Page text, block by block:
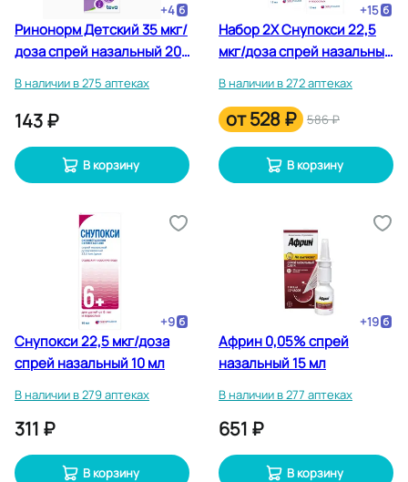
+4
Ринонорм Детский 35 мкг/
доза спрей назальный 20
В наличии в 275 аптеках
143 ₽
В корзину
+15
Набор 2Х Снупокси 22,5
мкг/доза спрей назальный
В наличии в 272 аптеках
от528 ₽ 586 ₽
В корзину
+9
Снупокси 22,5 мкг/доза
спрей назальный 10 мл
В наличии в 279 аптеках
311 ₽
В корзину
+19
Африн 0,05% спрей
назальный 15 мл
В наличии в 277 аптеках
651 ₽
В корзину